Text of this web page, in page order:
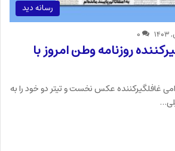
رسانه دید
۰
روزنامه وطن امروز با
غافلگیرکننده عکس نخست و تیتر دو خود را به